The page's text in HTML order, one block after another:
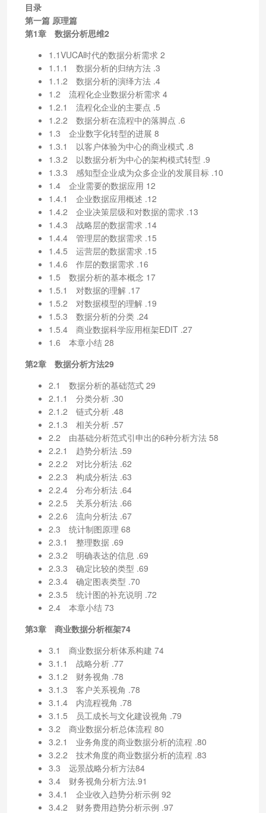
目录
第一篇 原理篇
第1章 数据分析思维2
1.1VUCA时代的数据分析需求 2
1.1.1 数据分析的归纳方法 .3
1.1.2 数据分析的演绎方法 .4
1.2 流程化企业数据分析需求 4
1.2.1 流程化企业的主要点 .5
1.2.2 数据分析在流程中的落脚点 .6
1.3 企业数字化转型的进展 8
1.3.1 以客户体验为中心的商业模式 .8
1.3.2 以数据分析为中心的架构模式转型 .9
1.3.3 感知型企业成为众多企业的发展目标 .10
1.4 企业需要的数据应用 12
1.4.1 企业数据应用概述 .12
1.4.2 企业决策层级和对数据的需求 .13
1.4.3 战略层的数据需求 .14
1.4.4 管理层的数据需求 .15
1.4.5 运营层的数据需求 .15
1.4.6 作层的数据需求 .16
1.5 数据分析的基本概念 17
1.5.1 对数据的理解 .17
1.5.2 对数据模型的理解 .19
1.5.3 数据分析的分类 .24
1.5.4 商业数据科学应用框架EDIT .27
1.6 本章小结 28
第2章 数据分析方法29
2.1 数据分析的基础范式 29
2.1.1 分类分析 .30
2.1.2 链式分析 .48
2.1.3 相关分析 .57
2.2 由基础分析范式引申出的6种分析方法 58
2.2.1 趋势分析法 .59
2.2.2 对比分析法 .62
2.2.3 构成分析法 .63
2.2.4 分布分析法 .64
2.2.5 关系分析法 .66
2.2.6 流向分析法 .67
2.3 统计制图原理 68
2.3.1 整理数据 .69
2.3.2 明确表达的信息 .69
2.3.3 确定比较的类型 .69
2.3.4 确定图表类型 .70
2.3.5 统计图的补充说明 .72
2.4 本章小结 73
第3章 商业数据分析框架74
3.1 商业数据分析体系构建 74
3.1.1 战略分析 .77
3.1.2 财务视角 .78
3.1.3 客户关系视角 .78
3.1.4 内流程视角 .78
3.1.5 员工成长与文化建设视角 .79
3.2 商业数据分析总体流程 80
3.2.1 业务角度的商业数据分析的流程 .80
3.2.2 技术角度的商业数据分析的流程 .83
3.3 远景战略分析方法84
3.4 财务视角分析方法.91
3.4.1 企业收入趋势分析示例 92
3.4.2 财务费用趋势分析示例 .97